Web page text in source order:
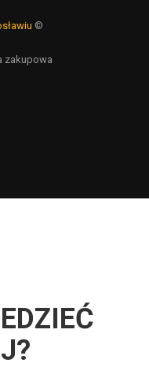
©
zakupowa